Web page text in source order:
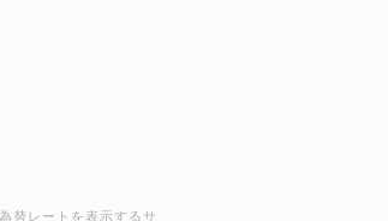
替レートを表示するサ